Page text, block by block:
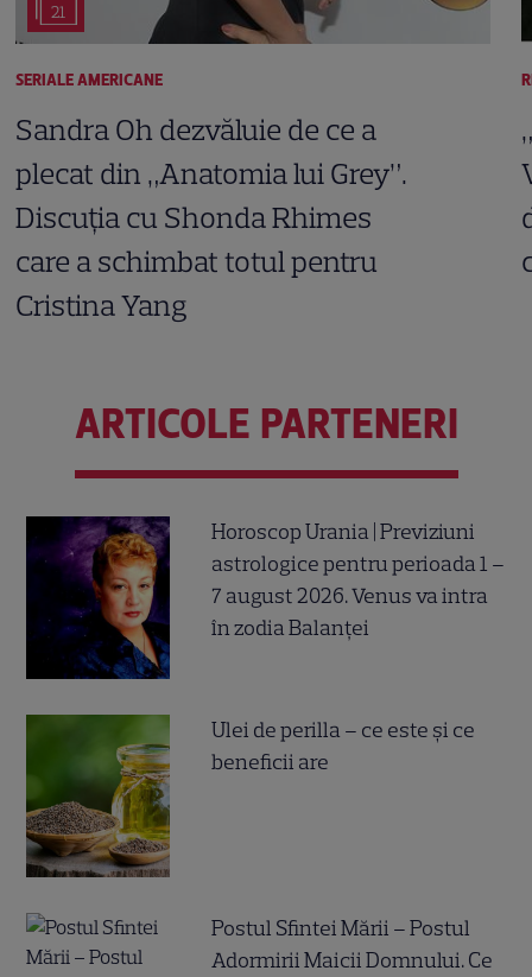
21
SERIALE AMERICANE
Sandra Oh dezvăluie de ce a
plecat din „Anatomia lui Grey”.
Discuția cu Shonda Rhimes
care a schimbat totul pentru
Cristina Yang
ARTICOLE PARTENERI
Horoscop Urania | Previziuni
astrologice pentru perioada 1 –
7 august 2026. Venus va intra
în zodia Balanței
Ulei de perilla – ce este și ce
beneficii are
Postul Sfintei Mării – Postul
Adormirii Maicii Domnului. Ce